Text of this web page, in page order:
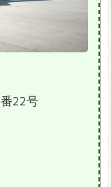
22号